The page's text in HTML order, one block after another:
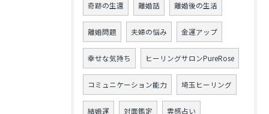
奇跡の生還 離婚話 離婚後の生活
離婚問題 夫婦の悩み 金運アップ
幸せな気持ち ヒーリングサロンPureRose
コミュニケーション能力 埼玉ヒーリング
結婚運 対面鑑定 霊感占い